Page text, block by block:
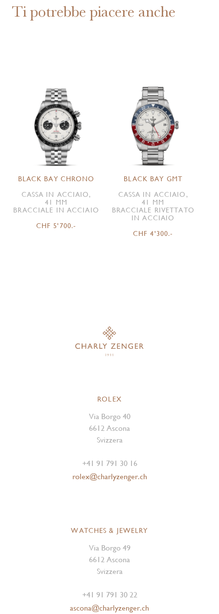
Ti potrebbe piacere anche
BLACK BAY CHRONO
CASSA IN ACCIAIO,
41 MM
BRACCIALE IN ACCIAIO
CHF 5'700.-
BLACK BAY GMT
CASSA IN ACCIAIO,
41 MM
BRACCIALE RIVETTATO
IN ACCIAIO
CHF 4'300.-
ROLEX
Via Borgo 40
6612 Ascona
Svizzera
+41 91 791 30 16
rolex@charlyzenger.ch
WATCHES & JEWELRY
Via Borgo 49
6612 Ascona
Svizzera
+41 91 791 30 22
ascona@charlyzenger.ch